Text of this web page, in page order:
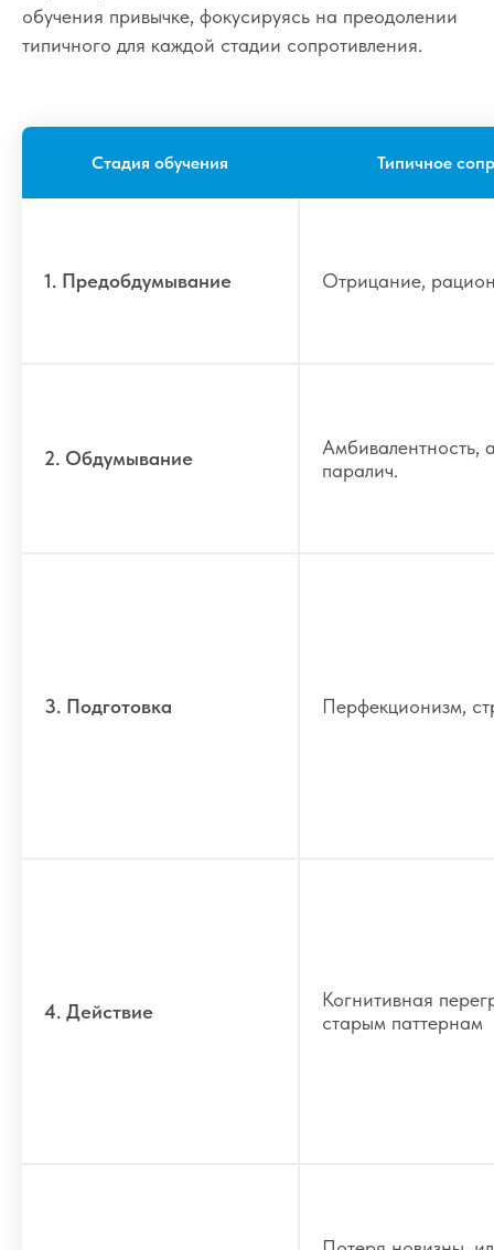
обучения привычке, фокусируясь на преодолении
типичного для каждой стадии сопротивления.
Стадия обучения Типичное
1. Предобдумывание Отрицание,
2. Обдумывание
Амбивалентность,
паралич.
3. Подготовка Перфекционизм,
4. Действие
Когнитивная
старым паттернам